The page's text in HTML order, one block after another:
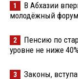
1
В Абхазии
молодёжный форум
2
Пенсию по
уровне не ниже
3 Законы,